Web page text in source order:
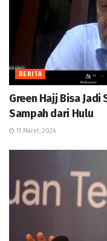
BERITA
Green Hajj Bisa
Sampah dari Hulu
11 Maret, 2026